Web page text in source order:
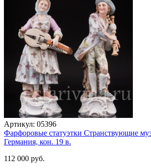
Артикул: 05396
Фарфоровые статуэтки Странствующие
Германия, кон. 19 в.
112 000 руб.